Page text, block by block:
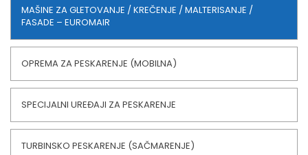
MAŠINE ZA GLETOVANJE / KREČENJE / MALTERISANJE /
FASADE – EUROMAIR
OPREMA ZA PESKARENJE (MOBILNA)
SPECIJALNI UREĐAJI ZA PESKARENJE
TURBINSKO PESKARENJE (SAČMARENJE)